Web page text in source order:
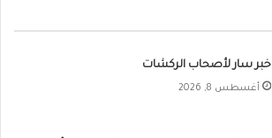
خبر سار لأصحاب الركشات
أغسطس 8, 2026